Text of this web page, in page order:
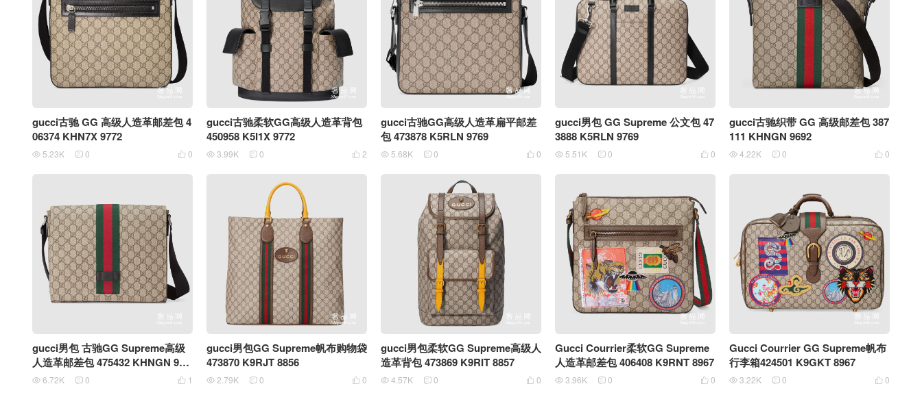
gucci古驰 GG 高级人造革邮差包 4
06374 KHN7X 9772
 0
 5.23K  0
gucci古驰柔软GG高级人造革背包
450958 K5I1X 9772
 2
 3.99K  0
gucci古驰GG高级人造革扁平邮差
包 473878 K5RLN 9769
 0
 5.68K  0
gucci男包 GG Supreme 公文包 47
3888 K5RLN 9769
 0
 5.51K  0
gucci古驰织带 GG 高级邮差包 387
111 KHNGN 9692
 0
 4.22K  0
gucci男包 古驰GG Supreme高级
人造革邮差包 475432 KHNGN 969
2
 1
 6.72K  0
gucci男包GG Supreme帆布购物袋
473870 K9RJT 8856
 0
 2.79K  0
gucci男包柔软GG Supreme高级人
造革背包 473869 K9RIT 8857
 0
 4.57K  0
Gucci Courrier柔软GG Supreme
人造革邮差包 406408 K9RNT 8967
 0
 3.96K  0
Gucci Courrier GG Supreme帆布
行李箱424501 K9GKT 8967
 0
 3.22K  0